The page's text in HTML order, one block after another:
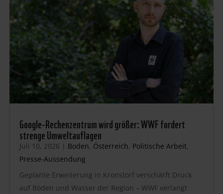
Google-Rechenzentrum wird größer: WWF fordert
strenge Umweltauflagen
Juli 10, 2026 | Boden, Österreich, Politische Arbeit,
Presse-Aussendung
Geplante Erweiterung in Kronstorf verschärft Druck
auf Böden und Wasser der Region – WWF verlangt